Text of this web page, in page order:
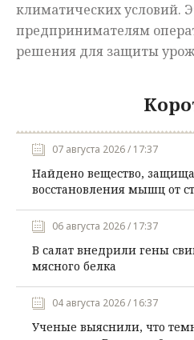
климатических условий.
предпринимателям
решения для защиты
07 августа 2026 / 17:37
Найдено вещество,
восстановления мышц от
06 августа 2026 / 17:37
В салат внедрили гены
мясного белка
04 августа 2026 / 16:37
Ученые выяснили, что